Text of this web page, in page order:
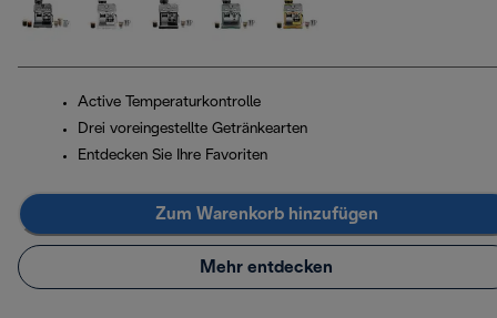
Active Temperaturkontrolle
Drei voreingestellte Getränkearten
Entdecken Sie Ihre Favoriten
Zum Warenkorb hinzufügen
Mehr entdecken